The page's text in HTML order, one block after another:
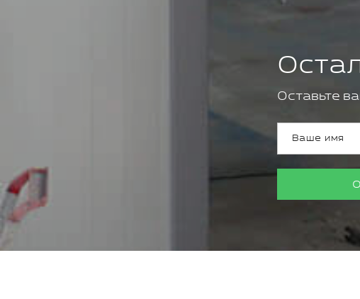
Оставьте